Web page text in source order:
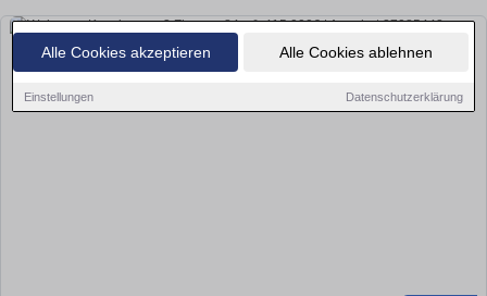
Alle Cookies akzeptieren Alle Cookies ablehnen
Einstellungen Datenschutzerklärung